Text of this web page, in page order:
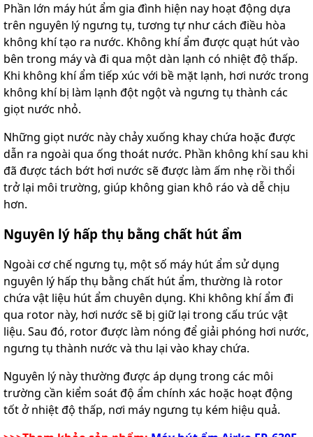
Phần lớn máy hút ẩm gia đình hiện nay hoạt động dựa
trên nguyên lý ngưng tụ, tương tự như cách điều hòa
không khí tạo ra nước. Không khí ẩm được quạt hút vào
bên trong máy và đi qua một dàn lạnh có nhiệt độ thấp.
Khi không khí ẩm tiếp xúc với bề mặt lạnh, hơi nước trong
không khí bị làm lạnh đột ngột và ngưng tụ thành các
giọt nước nhỏ.
Những giọt nước này chảy xuống khay chứa hoặc được
dẫn ra ngoài qua ống thoát nước. Phần không khí sau khi
đã được tách bớt hơi nước sẽ được làm ấm nhẹ rồi thổi
trở lại môi trường, giúp không gian khô ráo và dễ chịu
hơn.
Nguyên lý hấp thụ bằng chất hút ẩm
Ngoài cơ chế ngưng tụ, một số máy hút ẩm sử dụng
nguyên lý hấp thụ bằng chất hút ẩm, thường là rotor
chứa vật liệu hút ẩm chuyên dụng. Khi không khí ẩm đi
qua rotor này, hơi nước sẽ bị giữ lại trong cấu trúc vật
liệu. Sau đó, rotor được làm nóng để giải phóng hơi nước,
ngưng tụ thành nước và thu lại vào khay chứa.
Nguyên lý này thường được áp dụng trong các môi
trường cần kiểm soát độ ẩm chính xác hoặc hoạt động
tốt ở nhiệt độ thấp, nơi máy ngưng tụ kém hiệu quả.